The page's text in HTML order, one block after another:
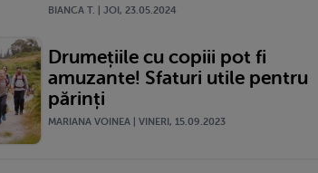
BIANCA T. | JOI, 23.05.2024
Drumețiile cu copiii pot fi
amuzante! Sfaturi utile pentru
părinți
MARIANA VOINEA | VINERI, 15.09.2023